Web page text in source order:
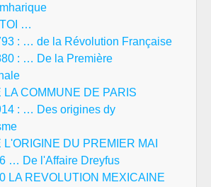
…
: … de la Révolution Française
: … De la Première
LA COMMUNE DE PARIS
: … Des origines dy
L'ORIGINE DU PREMIER MAI
… De l'Affaire Dreyfus
LA REVOLUTION MEXICAINE